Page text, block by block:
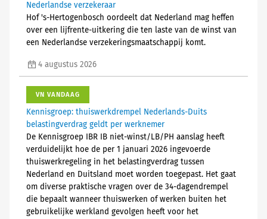
Nederlandse verzekeraar
Hof 's-Hertogenbosch oordeelt dat Nederland mag heffen
over een lijfrente-uitkering die ten laste van de winst van
een Nederlandse verzekeringsmaatschappij komt.
4 augustus 2026
VN VANDAAG
Kennisgroep: thuiswerkdrempel Nederlands-Duits
belastingverdrag geldt per werknemer
De Kennisgroep IBR IB niet-winst/LB/PH aanslag heeft
verduidelijkt hoe de per 1 januari 2026 ingevoerde
thuiswerkregeling in het belastingverdrag tussen
Nederland en Duitsland moet worden toegepast. Het gaat
om diverse praktische vragen over de 34-dagendrempel
die bepaalt wanneer thuiswerken of werken buiten het
gebruikelijke werkland gevolgen heeft voor het